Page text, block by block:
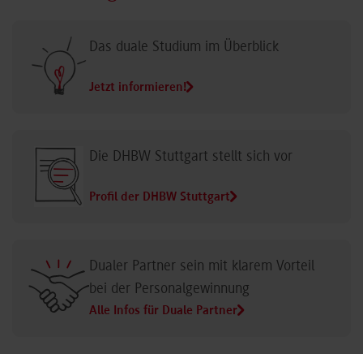
Das duale Studium im Überblick
Jetzt informieren!
Die DHBW Stuttgart stellt sich vor
Profil der DHBW Stuttgart
Dualer Partner sein mit klarem Vorteil
bei der Personalgewinnung
Alle Infos für Duale Partner